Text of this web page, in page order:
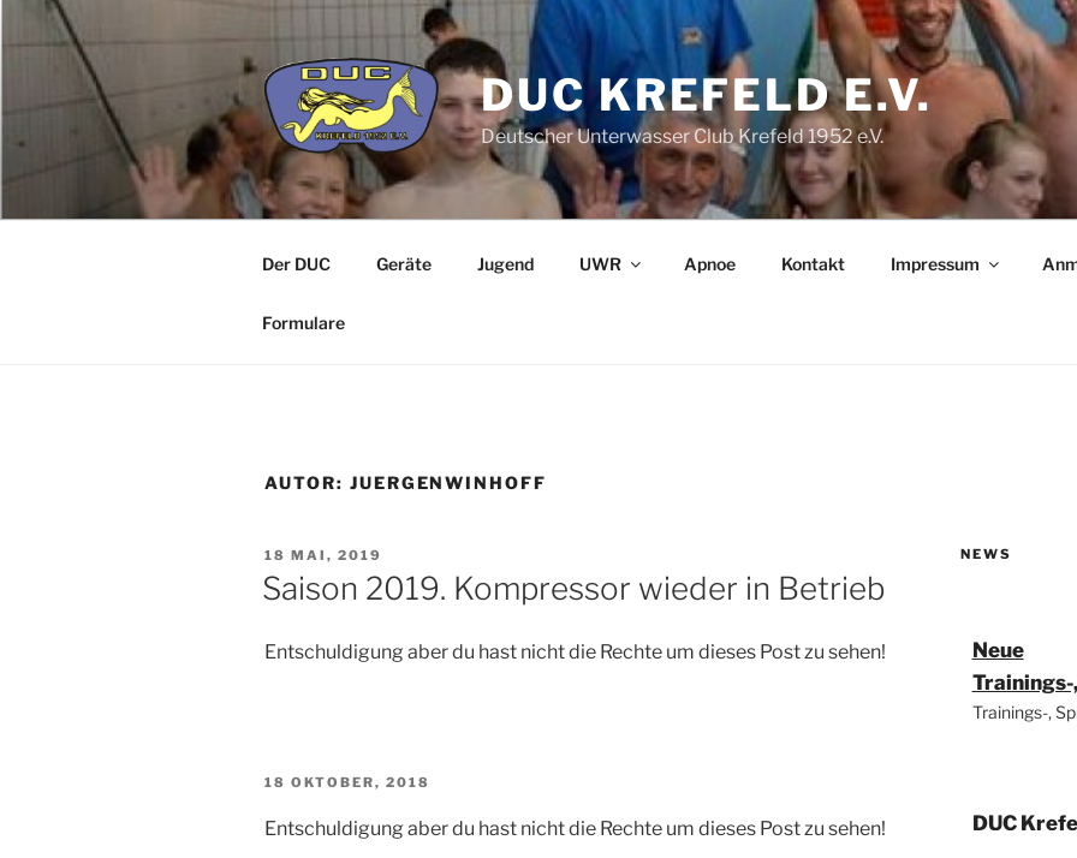
Inhalt
DUC KREFELD E.V.
Deutscher Unterwasser Club Krefeld 1952 e.V.
Der DUC Geräte Jugend UWR Apnoe Kontakt Impressum
Formulare
AUTOR: JUERGENWINHOFF
VERÖFFENTLICHT
AM
18 MAI, 2019
Saison 2019. Kompressor wieder in Betrieb
Entschuldigung aber du hast nicht die Rechte um dieses Post zu sehen!
VERÖFFENTLICHT
18 OKTOBER, 2018
Entschuldigung aber du hast nicht die Rechte um dieses Post zu sehen!
NEWS
Neue
Trainings-,
DUC